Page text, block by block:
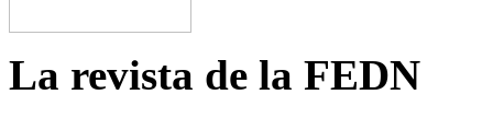
La revista de la FEDN